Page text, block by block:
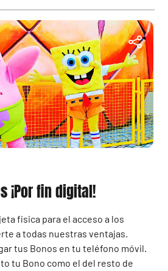
¡Por fin digital!
física para el acceso a los
a todas nuestras ventajas.
tus Bonos en tu teléfono móvil.
tu Bono como el del resto de